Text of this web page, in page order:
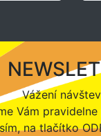
Vážení
Vám
na tlačítko